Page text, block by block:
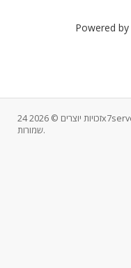
Powered by
זכויות יוצרים © 2026 24x7servermanagement.com כל הזכויות
שמורות.